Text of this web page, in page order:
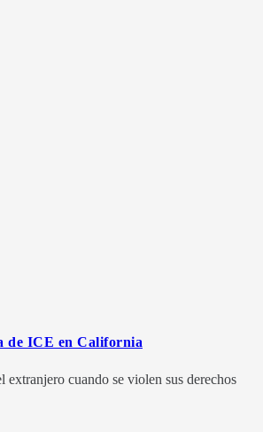
de ICE en California
extranjero cuando se violen sus derechos